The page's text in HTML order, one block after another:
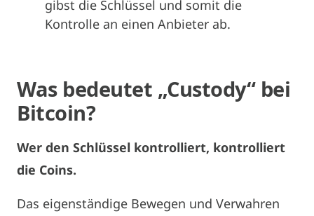
gibst die Schlüssel und somit die
Kontrolle an einen Anbieter ab.
Was bedeutet „Custody“ bei
Bitcoin?
Wer den Schlüssel kontrolliert, kontrolliert
die Coins.
Das eigenständige Bewegen und Verwahren